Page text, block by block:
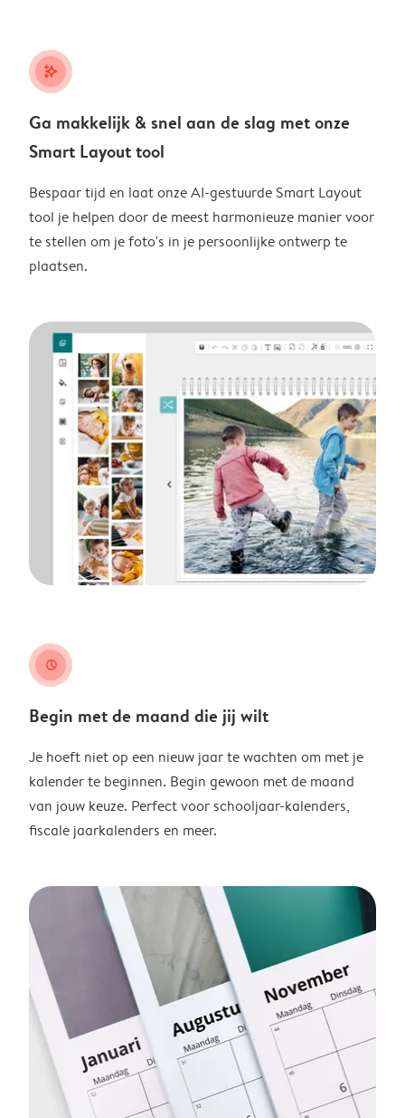
stars_plus
Ga makkelijk & snel aan de slag met onze
Smart Layout tool
Bespaar tijd en laat onze AI-gestuurde Smart Layout
tool je helpen door de meest harmonieuze manier voor
te stellen om je foto's in je persoonlijke ontwerp te
plaatsen.
clock
Begin met de maand die jij wilt
Je hoeft niet op een nieuw jaar te wachten om met je
kalender te beginnen. Begin gewoon met de maand
van jouw keuze. Perfect voor schooljaar-kalenders,
fiscale jaarkalenders en meer.